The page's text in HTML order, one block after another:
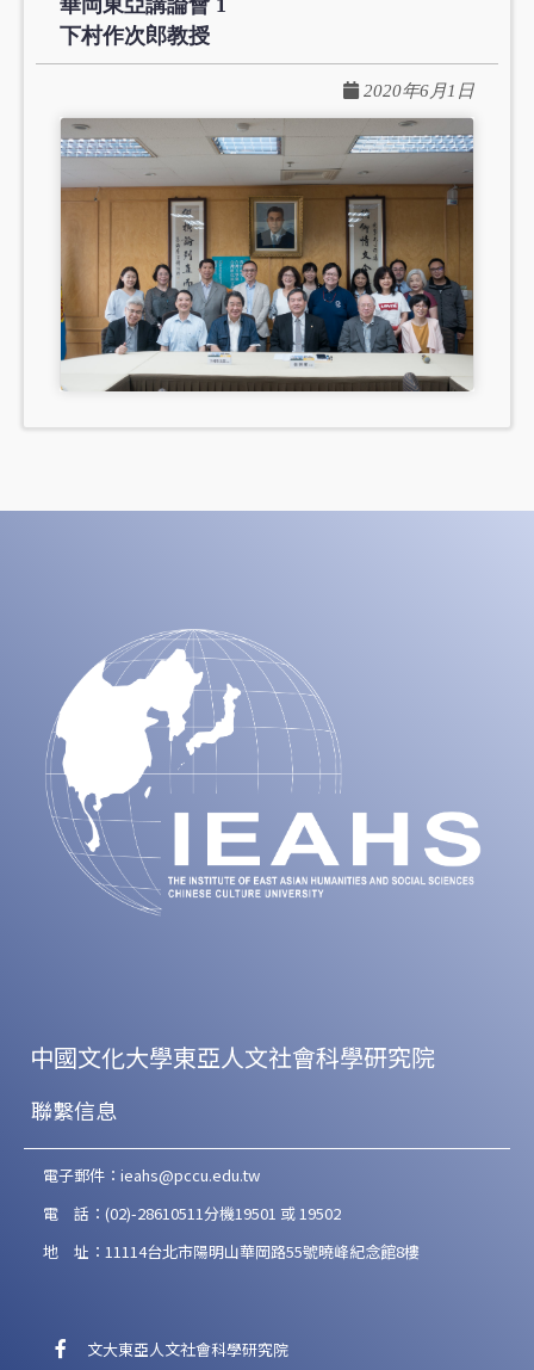
華岡東亞講論會 1
下村作次郎教授
2020年6月1日
中國文化大學東亞人文社會科學研究院
聯繫信息
電子郵件：ieahs@pccu.edu.tw
電 話：(02)-28610511分機19501 或 19502
地 址：11114台北市陽明山華岡路55號曉峰紀念館8樓
文大東亞人文社會科學研究院